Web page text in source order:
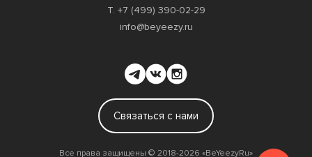
Т. +7 (499) 390-02-29
info@beyeezy.ru
Связаться с нами
Все права защищены ©️ 2018-2026 «BeYeezyRu»